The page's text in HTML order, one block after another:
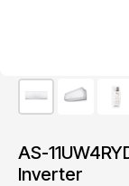
AS-
Inverter